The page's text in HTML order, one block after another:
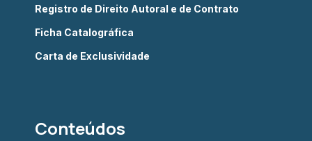
Registro de Direito Autoral e de Contrato
Ficha Catalográfica
Carta de Exclusividade
Conteúdos